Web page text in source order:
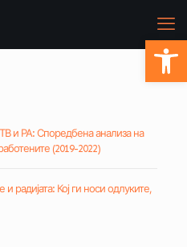
и РА: Споредбена анализа на
(2019-2022)
и радијата: Кој ги носи одлуките,